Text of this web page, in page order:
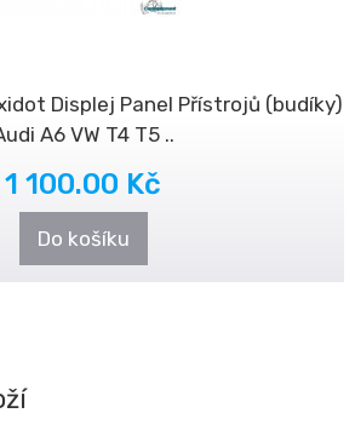
Displej Panel Přístrojů (budíky)
A6 VW T4 T5 ..
1 100.00 Kč
Do košíku